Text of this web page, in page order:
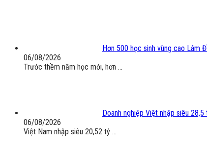
Hơn 500 học sinh vùng cao Lâm
06/08/2026
Trước thềm năm học mới, hơn ...
Doanh nghiệp Việt nhập siêu
06/08/2026
Việt Nam nhập siêu 20,52 tỷ ...